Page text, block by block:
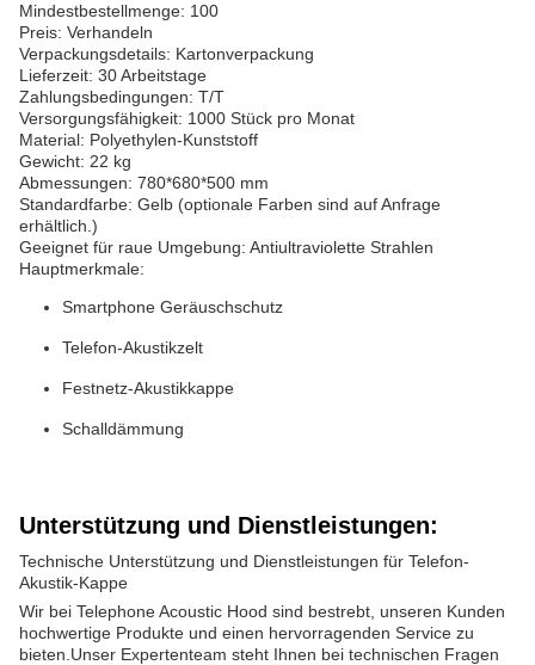
Mindestbestellmenge: 100
Preis: Verhandeln
Verpackungsdetails: Kartonverpackung
Lieferzeit: 30 Arbeitstage
Zahlungsbedingungen: T/T
Versorgungsfähigkeit: 1000 Stück pro Monat
Material: Polyethylen-Kunststoff
Gewicht: 22 kg
Abmessungen: 780*680*500 mm
Standardfarbe: Gelb (optionale Farben sind auf Anfrage
erhältlich.)
Geeignet für raue Umgebung: Antiultraviolette Strahlen
Hauptmerkmale:
Smartphone Geräuschschutz
Telefon-Akustikzelt
Festnetz-Akustikkappe
Schalldämmung
Unterstützung und Dienstleistungen:
Technische Unterstützung und Dienstleistungen für Telefon-
Akustik-Kappe
Wir bei Telephone Acoustic Hood sind bestrebt, unseren Kunden
hochwertige Produkte und einen hervorragenden Service zu
bieten.Unser Expertenteam steht Ihnen bei technischen Fragen